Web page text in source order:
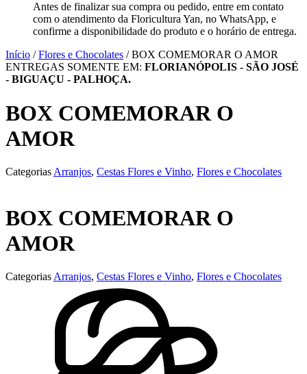
Antes de finalizar sua compra ou pedido, entre em contato
com o atendimento da Floricultura Yan, no WhatsApp, e
confirme a disponibilidade do produto e o horário de entrega.
Início /Flores e Chocolates / BOX COMEMORAR O AMOR
ENTREGAS SOMENTE EM: FLORIANÓPOLIS - SÃO JOSÉ
- BIGUAÇU - PALHOÇA.
BOX COMEMORAR O
AMOR
Categorias Arranjos, Cestas Flores e Vinho, Flores e Chocolates
BOX COMEMORAR O
AMOR
Categorias Arranjos, Cestas Flores e Vinho, Flores e Chocolates